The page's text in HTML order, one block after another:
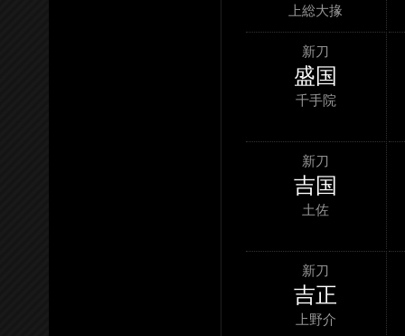
上総大掾
新刀
盛国
千手院
新刀
吉国
土佐
新刀
吉正
上野介